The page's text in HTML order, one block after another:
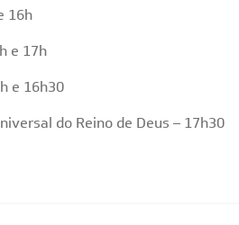
16h
e 17h
e 16h30
do Reino de Deus – 17h30